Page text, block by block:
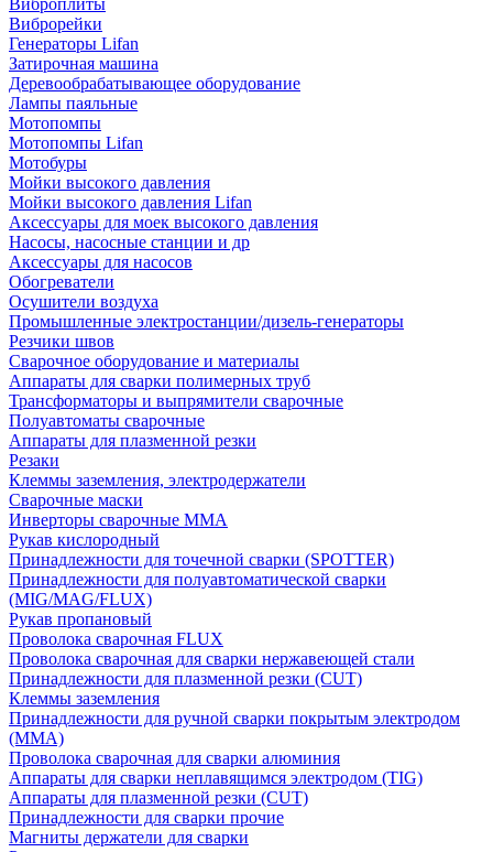
Виброплиты
Виброрейки
Генераторы Lifan
Затирочная машина
Деревообрабатывающее оборудование
Лампы паяльные
Мотопомпы
Мотопомпы Lifan
Мотобуры
Мойки высокого давления
Мойки высокого давления Lifan
Аксессуары для моек высокого давления
Насосы, насосные станции и др
Аксессуары для насосов
Обогреватели
Осушители воздуха
Промышленные электростанции/дизель-генераторы
Резчики швов
Сварочное оборудование и материалы
Аппараты для сварки полимерных труб
Трансформаторы и выпрямители сварочные
Полуавтоматы сварочные
Аппараты для плазменной резки
Резаки
Клеммы заземления, электродержатели
Сварочные маски
Инверторы сварочные ММА
Рукав кислородный
Принадлежности для точечной сварки (SPOTTER)
Принадлежности для полуавтоматической сварки
(MIG/MAG/FLUX)
Рукав пропановый
Проволока сварочная FLUX
Проволока сварочная для сварки нержавеющей стали
Принадлежности для плазменной резки (CUT)
Клеммы заземления
Принадлежности для ручной сварки покрытым электродом
(MMA)
Проволока сварочная для сварки алюминия
Аппараты для сварки неплавящимся электродом (TIG)
Аппараты для плазменной резки (CUT)
Принадлежности для сварки прочие
Магниты держатели для сварки